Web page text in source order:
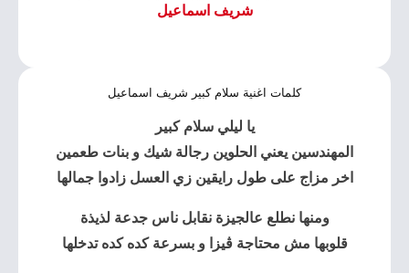
شريف اسماعيل
كلمات اغنية سلام كبير شريف اسماعيل
يا ليليسلام كبير
المهندسين يعني الحلوين رجالة شيك و بنات طعمين
اخر مزاج على طول رايقين زي العسل زادوا جمالها
ومنها نطلع عالجيزة نقابل ناس جدعة لذيذة
قلوبها مش محتاجة ڤيزا و بسرعة كده كده تدخلها